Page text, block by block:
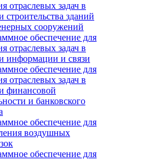
отраслевых задач в
строительства зданий
сооружений
обеспечение для
отраслевых задач в
информации и связи
обеспечение для
отраслевых задач в
финансовой
и банковского
обеспечение для
воздушных
обеспечение для